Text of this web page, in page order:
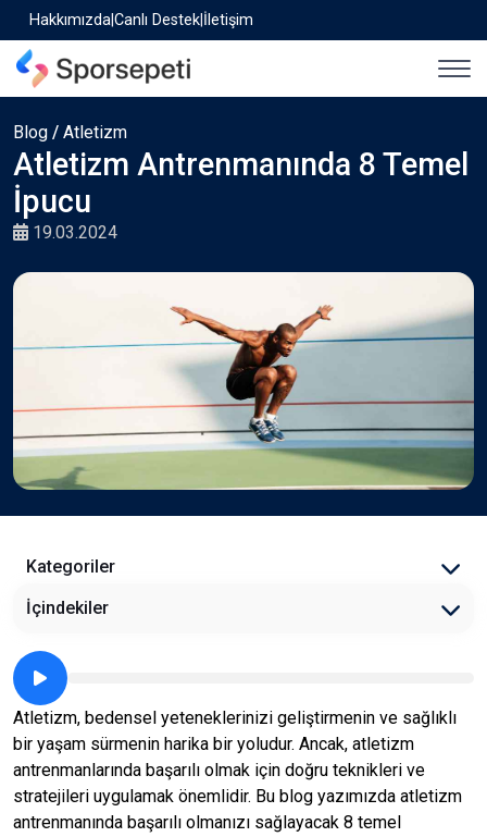
HakkımızdaCanlı Destek İletişim
Blog / Atletizm
Atletizm Antrenmanında 8 Temel
İpucu
19.03.2024
İçindekiler
Kategoriler
Atletizm, bedensel yeteneklerinizi geliştirmenin ve sağlıklı
bir yaşam sürmenin harika bir yoludur. Ancak, atletizm
antrenmanlarında başarılı olmak için doğru teknikleri ve
stratejileri uygulamak önemlidir. Bu blog yazımızda atletizm
antrenmanında başarılı olmanızı sağlayacak 8 temel